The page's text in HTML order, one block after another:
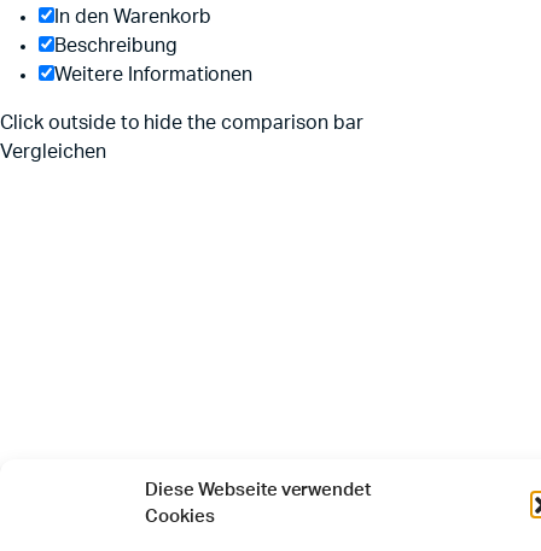
Diese Webseite verwendet
Cookies
In den Warenkorb
Beschreibung
Weitere Informationen
Click outside to hide the comparison bar
Vergleichen